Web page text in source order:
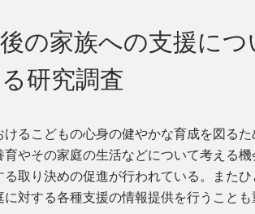
の家族への支援に
研究調査
けるこどもの心身の健やかな育成を図る
育やその家庭の生活などについて考える
取り決めの促進が行われている。またひ
に対する各種支援の情報提供を行うことも